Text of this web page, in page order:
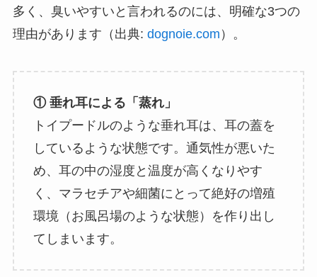
多く、臭いやすいと言われるのには、明確な3つの
理由があります（出典: dognoie.com ）。
① 垂れ耳による「蒸れ」
トイプードルのような垂れ耳は、耳の蓋を
しているような状態です。通気性が悪いた
め、耳の中の湿度と温度が高くなりやす
く、マラセチアや細菌にとって絶好の増殖
環境（お風呂場のような状態）を作り出し
てしまいます。